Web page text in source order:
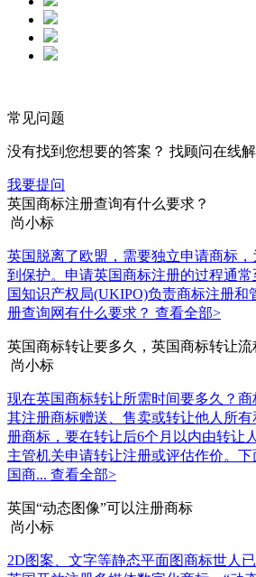
常见问题
没有找到您想要的答案？ 找顾问在线
我要提问
英国商标注册查询有什么要求？
尚小标
英国脱离了欧盟，需要独立申请商标
到保护。申请英国商标注册的过程通
国知识产权局(UKIPO)负责商标注册和
册查询网有什么要求？ 查看全部>
英国商标转让要多久，英国商标转让流
尚小标
现在英国商标转让所需时间要多久？
其注册商标赠送、售卖或转让他人所
册商标，要在转让后6个月以内由转让
主管机关申请转让注册或评估作价。
国商... 查看全部>
英国“动态图像”可以注册商标
尚小标
2D图案、文字等静态平面图商标世人